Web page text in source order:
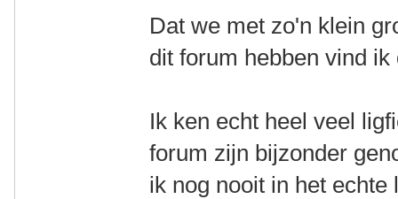
Dat we met zo'n klein
dit forum hebben vind
Ik ken echt heel veel
forum zijn bijzonder
ik nog nooit in het echte